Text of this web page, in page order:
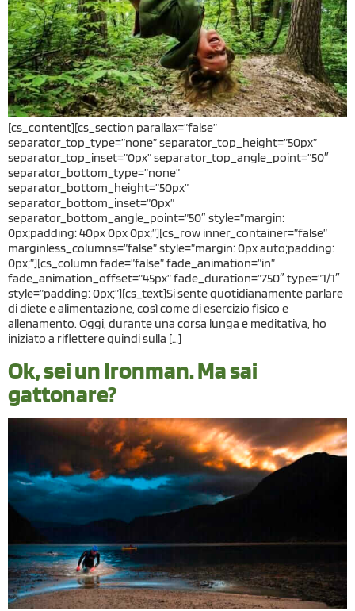
[cs_content][cs_section parallax=”false”
separator_top_type=”none” separator_top_height=”50px”
separator_top_inset=”0px” separator_top_angle_point=”50″
separator_bottom_type=”none”
separator_bottom_height=”50px”
separator_bottom_inset=”0px”
separator_bottom_angle_point=”50″ style=”margin:
0px;padding: 40px 0px 0px;”][cs_row inner_container=”false”
marginless_columns=”false” style=”margin: 0px auto;padding:
0px;”][cs_column fade=”false” fade_animation=”in”
fade_animation_offset=”45px” fade_duration=”750″ type=”1/1″
style=”padding: 0px;”][cs_text]Si sente quotidianamente parlare
di diete e alimentazione, così come di esercizio fisico e
allenamento. Oggi, durante una corsa lunga e meditativa, ho
iniziato a riflettere quindi sulla […]
Ok, sei un Ironman. Ma sai
gattonare?